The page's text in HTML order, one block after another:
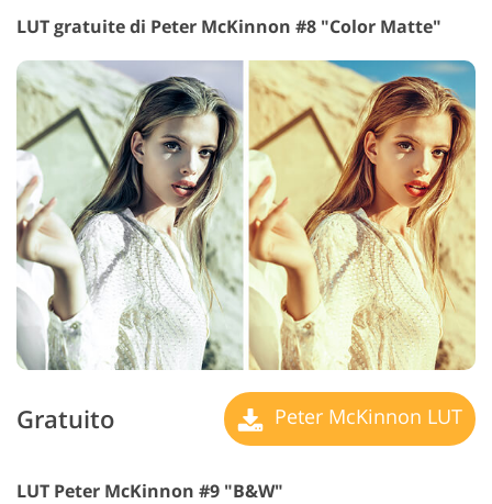
LUT gratuite di Peter McKinnon #8 "Color Matte"
Gratuito Peter McKinnon LUT
LUT Peter McKinnon #9 "B&W"